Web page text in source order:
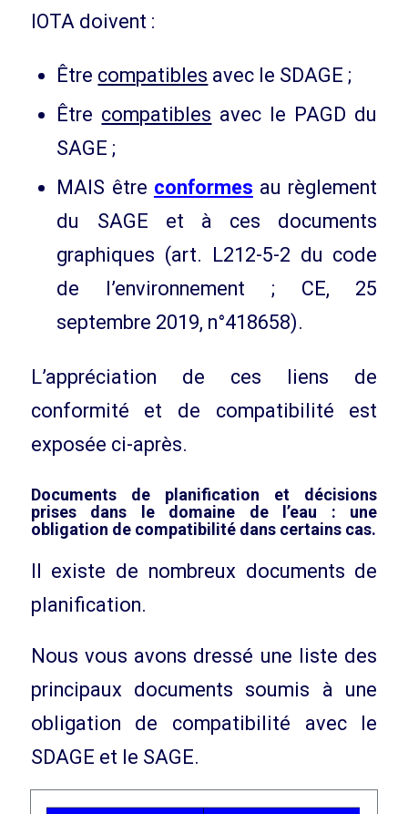
IOTA doivent :
Être compatibles avec le SDAGE ;
Être compatibles avec le PAGD du
SAGE ;
MAIS être conformes au règlement
du SAGE et à ces documents
graphiques (art. L212-5-2 du code
de l’environnement ; CE, 25
septembre 2019, n°418658).
L’appréciation de ces liens de
conformité et de compatibilité est
exposée ci-après.
Documents de planification et décisions
prises dans le domaine de l’eau : une
obligation de compatibilité dans certains cas.
Il existe de nombreux documents de
planification.
Nous vous avons dressé une liste des
principaux documents soumis à une
obligation de compatibilité avec le
SDAGE et le SAGE.